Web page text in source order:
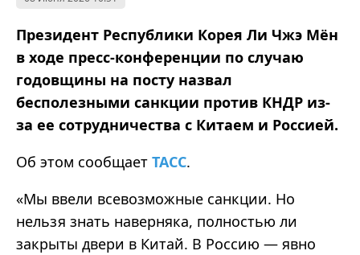
Президент Республики Корея Ли Чжэ Мён
в ходе пресс-конференции по случаю
годовщины на посту назвал
бесполезными санкции против КНДР из-
за ее сотрудничества с Китаем и Россией.
Об этом сообщает ТАСС.
«Мы ввели всевозможные санкции. Но
нельзя знать наверняка, полностью ли
закрыты двери в Китай. В Россию — явно